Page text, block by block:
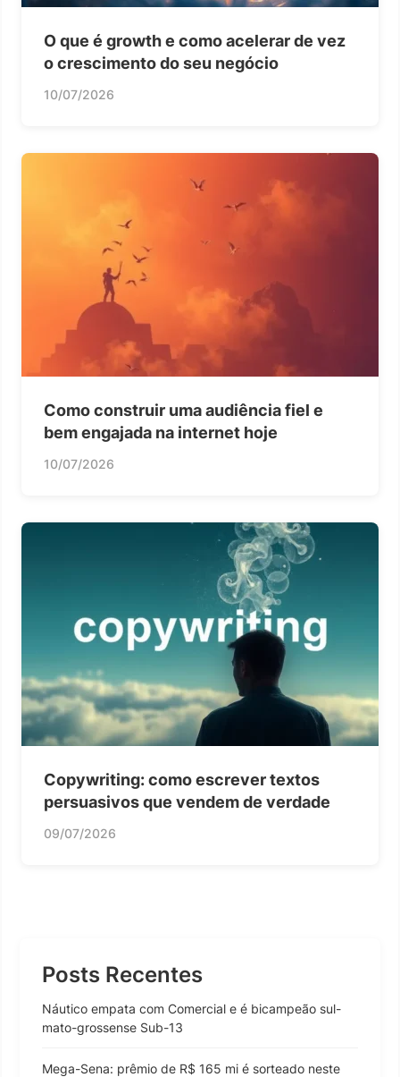
O que é growth e como acelerar de vez
o crescimento do seu negócio
10/07/2026
Como construir uma audiência fiel e
bem engajada na internet hoje
10/07/2026
Copywriting: como escrever textos
persuasivos que vendem de verdade
09/07/2026
Posts Recentes
Náutico empata com Comercial e é bicampeão sul-
mato-grossense Sub-13
Mega-Sena: prêmio de R$ 165 mi é sorteado neste